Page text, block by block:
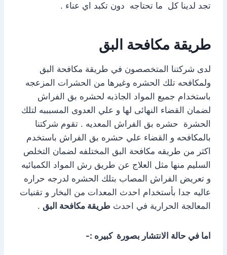
تجد لدينا كل ما تحتاجه دون تكبد اي عناء .
طريقة مكافحة البق
لدى شركتنا المتخصصون في طريقة مكافحة البق
ولمكافحه تلك الحشره وغيرها من الحشرات المزعجه
باستخدام جميع المواد الجاذبه لحشره بق الفراش
لضمان القضاء النهائى لها و علي العدوى المسبببه لتلك
الحشرة حشره بق الفراش المعديه . تقوم شركتنا
بالمكافحه و القضاء علي حشره بق الفراش باستخدم
اكثر من طريقه مكافحة البق المختلفه لضمان التخلص
السليم منها مثل العلاج عن طريق رش المواد الكميائيه
و تعريض الفراش المصاب بتلك الحشره لدرجه حراره
عاليه جدا بأستخدام احدث المعدات من البخار و تقنيات
المعالجة الحرارية في احدث طريقة مكافحة البق .
اما في حالة الانتشار بصورة كبيره :-